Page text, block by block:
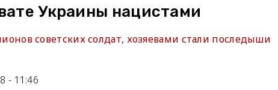
Украины нацистами
советских солдат, хозяевами стали последыши
- 11:46